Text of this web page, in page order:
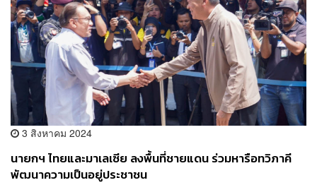
3 สิงหาคม 2024
นายกฯ ไทยและมาเลเซีย ลงพื้นที่ชายแดน ร่วมหารือทวิภาคี
พัฒนาความเป็นอยู่ประชาชน